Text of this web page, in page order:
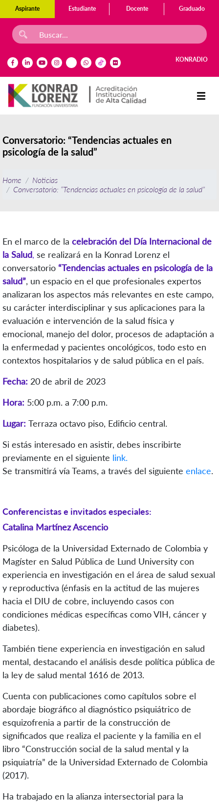
Aspirante Estudiante Docente Graduado
KONRADIO
Conversatorio: “Tendencias actuales en
psicología de la salud”
Home
Noticias
Conversatorio: “Tendencias actuales en psicología de la salud”
En el marco de la celebración del Día Internacional de
la Salud, se realizará en la Konrad Lorenz el
conversatorio “Tendencias actuales en psicología de la
salud”, un espacio en el que profesionales expertos
analizaran los aspectos más relevantes en este campo,
su carácter interdisciplinar y sus aplicaciones para la
evaluación e intervención de la salud física y
emocional, manejo del dolor, procesos de adaptación a
la enfermedad y pacientes oncológicos, todo esto en
contextos hospitalarios y de salud pública en el país.
Fecha: 20 de abril de 2023
Hora: 5:00 p.m. a 7:00 p.m.
Lugar: Terraza octavo piso, Edificio central.
Si estás interesado en asistir, debes inscribirte
previamente en el siguiente link.
Se transmitirá vía Teams, a través del siguiente enlace.
Conferencistas e invitados especiales:
Catalina Martínez Ascencio
Psicóloga de la Universidad Externado de Colombia y
Magíster en Salud Pública de Lund University con
experiencia en investigación en el área de salud sexual
y reproductiva (énfasis en la actitud de las mujeres
hacia el DIU de cobre, incluyendo casos con
condiciones médicas específicas como VIH, cáncer y
diabetes).
También tiene experiencia en investigación en salud
mental, destacando el análisis desde política pública de
la ley de salud mental 1616 de 2013.
Cuenta con publicaciones como capítulos sobre el
abordaje biográfico al diagnóstico psiquiátrico de
esquizofrenia a partir de la construcción de
significados que realiza el paciente y la familia en el
libro “Construcción social de la salud mental y la
psiquiatría” de la Universidad Externado de Colombia
(2017).
Ha trabajado en la alianza intersectorial para la